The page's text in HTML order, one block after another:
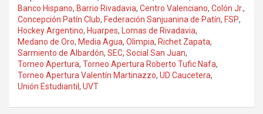
Banco Hispano, Barrio Rivadavia, Centro Valenciano, Colón Jr.,
Concepción Patín Club, Federación Sanjuanina de Patín, FSP,
Hockey Argentino, Huarpes, Lomas de Rivadavia,
Medano de Oro, Media Agua, Olimpia, Richet Zapata,
Sarmiento de Albardón, SEC, Social San Juan,
Torneo Apertura, Torneo Apertura Roberto Tufic Nafa,
Torneo Apertura Valentín Martinazzo, UD Caucetera,
Unión Estudiantil , UVT